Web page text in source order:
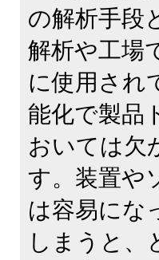
の解析手段
解析や工場
に使用され
能化で製品
おいては欠
す。装置や
は容易にな
しまうと、